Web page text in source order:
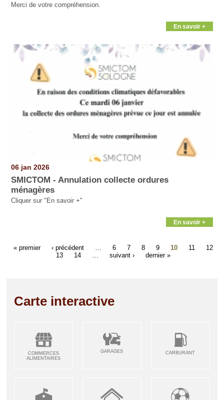
Merci de votre compréhension.
En savoir +
06 jan 2026
SMICTOM - Annulation collecte ordures
ménagères
Cliquer sur "En savoir +"
En savoir +
« premier ‹ précédent 6 7 8 9 10 11
12
13
14 suivant › dernier »
Carte interactive
COMMERCES
ALIMENTAIRES
GARAGES CARBURANT